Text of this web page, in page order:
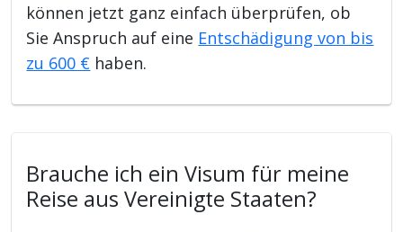
können jetzt ganz einfach überprüfen, ob
Sie Anspruch auf eine Entschädigung von bis
zu 600 € haben.
Brauche ich ein Visum für meine
Reise aus Vereinigte Staaten?